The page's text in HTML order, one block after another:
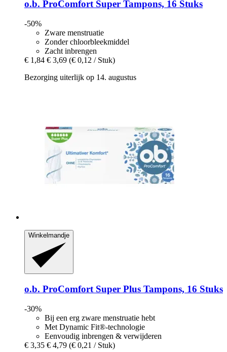
o.b. ProComfort Super Tampons, 16 Stuks
-50%
Zware menstruatie
Zonder chloorbleekmiddel
Zacht inbrengen
€ 1,84 € 3,69 (€ 0,12 / Stuk)
Bezorging uiterlijk op 14. augustus
Winkelmandje
o.b. ProComfort Super Plus Tampons, 16 Stuks
-30%
Bij een erg zware menstruatie hebt
Met Dynamic Fit®-technologie
Eenvoudig inbrengen & verwijderen
€ 3,35 € 4,79 (€ 0,21 / Stuk)